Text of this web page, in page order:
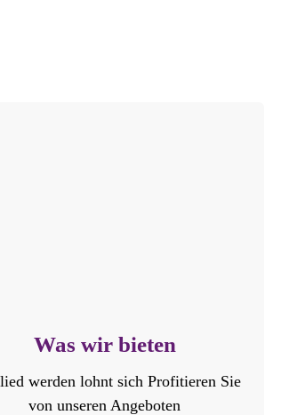
Was wir bieten
werden lohnt sich Profitieren Sie
von unseren Angeboten